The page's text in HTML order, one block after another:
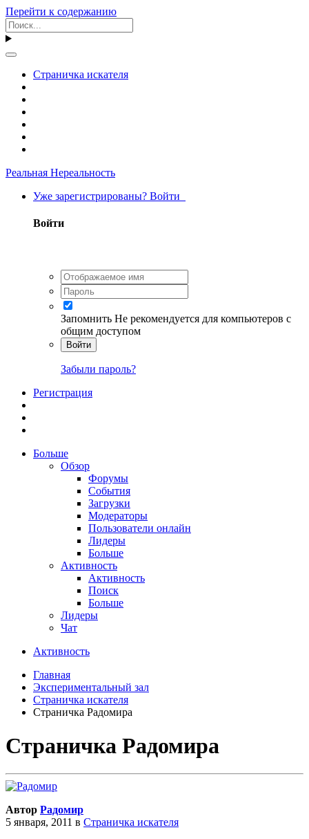
Перейти к содержанию
Страничка искателя
Реальная Нереальность
Уже зарегистрированы? Войти
Войти
Запомнить Не рекомендуется для компьютеров с
общим доступом
Войти
Забыли пароль?
Регистрация
Больше
Обзор
Форумы
События
Загрузки
Модераторы
Пользователи онлайн
Лидеры
Больше
Активность
Активность
Поиск
Больше
Лидеры
Чат
Активность
Главная
Экспериментальный зал
Страничка искателя
Страничка Радомира
Страничка Радомира
Автор Радомир
5 января, 2011 в Страничка искателя